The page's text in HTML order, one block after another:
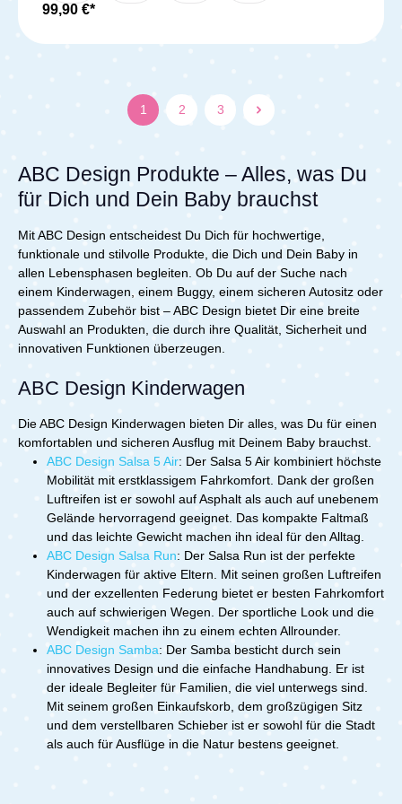
18,2 kgBelastbarkeit je Korb: 5 kgFaltmaß: L 74,5 x B
Räder2x einzeln verstellbare Sitzeinheiten (inkl.
einfach macht, dein Kind in den Fußsack zu legen. Du
einer Überhitzung schützen. Dank der fünf praktischen
Lieferumfang: 1x ABC Design Winterfußsack
99,90 €*
1 2 3
ABC Design Produkte – Alles, was Du
für Dich und Dein Baby brauchst
Mit ABC Design entscheidest Du Dich für hochwertige,
funktionale und stilvolle Produkte, die Dich und Dein Baby in
allen Lebensphasen begleiten. Ob Du auf der Suche nach
einem Kinderwagen, einem Buggy, einem sicheren Autositz oder
passendem Zubehör bist – ABC Design bietet Dir eine breite
Auswahl an Produkten, die durch ihre Qualität, Sicherheit und
innovativen Funktionen überzeugen.
ABC Design Kinderwagen
Die ABC Design Kinderwagen bieten Dir alles, was Du für einen
komfortablen und sicheren Ausflug mit Deinem Baby brauchst.
ABC Design Salsa 5 Air: Der Salsa 5 Air kombiniert höchste
Mobilität mit erstklassigem Fahrkomfort. Dank der großen
Luftreifen ist er sowohl auf Asphalt als auch auf unebenem
Gelände hervorragend geeignet. Das kompakte Faltmaß
und das leichte Gewicht machen ihn ideal für den Alltag.
ABC Design Salsa Run: Der Salsa Run ist der perfekte
Kinderwagen für aktive Eltern. Mit seinen großen Luftreifen
und der exzellenten Federung bietet er besten Fahrkomfort
auch auf schwierigen Wegen. Der sportliche Look und die
Wendigkeit machen ihn zu einem echten Allrounder.
ABC Design Samba: Der Samba besticht durch sein
innovatives Design und die einfache Handhabung. Er ist
der ideale Begleiter für Familien, die viel unterwegs sind.
Mit seinem großen Einkaufskorb, dem großzügigen Sitz
und dem verstellbaren Schieber ist er sowohl für die Stadt
als auch für Ausflüge in die Natur bestens geeignet.